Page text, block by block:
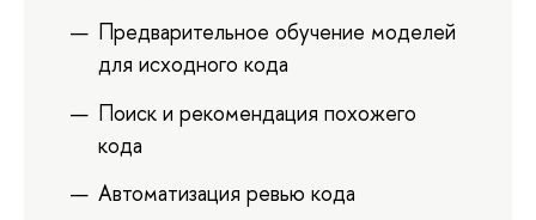
Предварительное обучение моделей
для исходного кода
Поиск и рекомендация похожего
кода
Автоматизация ревью кода